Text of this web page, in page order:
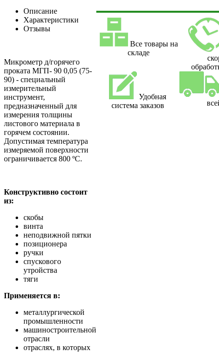
Описание
Характеристики
Отзывы
Микрометр д/горячего
проката МГП- 90 0,05 (75-
90) - специальный
измерительный
инструмент,
предназначенный для
измерения толщины
листового материала в
горячем состоянии.
Допустимая температура
измеряемой поверхности
ограничивается 800 ºС.
Конструктивно состоит
из:
скобы
винта
неподвижной пятки
позиционера
ручки
спускового
утройства
тяги
Применяется в:
металлургической
промышленности
машиностроительной
отрасли
отраслях, в которых
Все товары на
складе
Удобная
система заказов